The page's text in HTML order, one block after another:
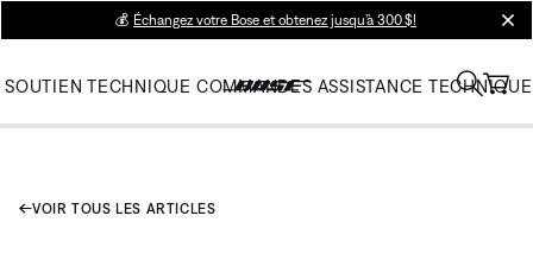
💰 Échangez votre Bose et obtenez jusqu’à 300 $!
SOUTIEN TECHNIQUE COMMANDES ASSISTANCE TECHNIQUE
VOIR TOUS LES ARTICLES